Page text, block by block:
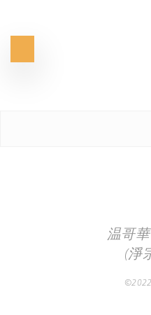
温哥
(淨